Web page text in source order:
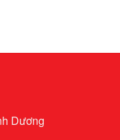
Dương